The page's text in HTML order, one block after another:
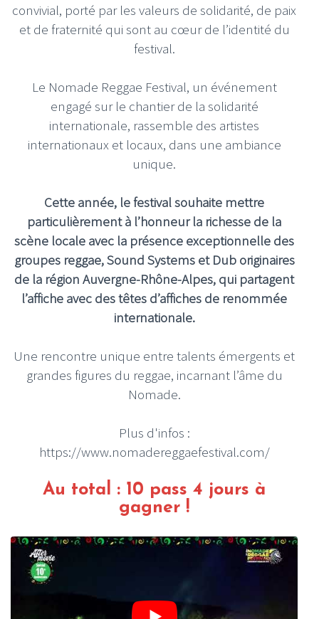
convivial, porté par les valeurs de solidarité, de paix
et de fraternité qui sont au cœur de l’identité du
festival.
Le Nomade Reggae Festival, un événement
engagé sur le chantier de la solidarité
internationale, rassemble des artistes
internationaux et locaux, dans une ambiance
unique.
Cette année, le festival souhaite mettre
particulièrement à l’honneur la richesse de la
scène locale avec la présence exceptionnelle des
groupes reggae, Sound Systems et Dub originaires
de la région Auvergne-Rhône-Alpes, qui partagent
l’affiche avec des têtes d’affiches de renommée
internationale.
Une rencontre unique entre talents émergents et
grandes figures du reggae, incarnant l’âme du
Nomade.
Plus d'infos :
https://www.nomadereggaefestival.com/
Au total : 10 pass 4 jours à
gagner !